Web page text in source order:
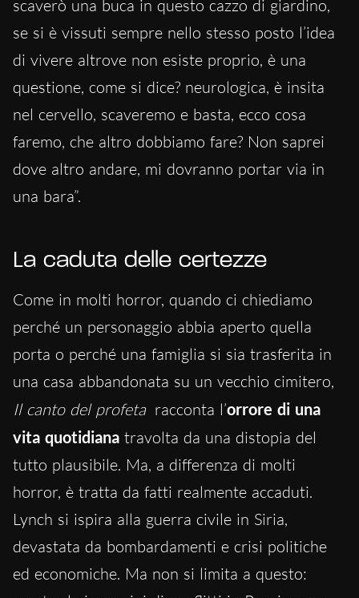
scaverò una buca in questo cazzo di giardino,
se si è vissuti sempre nello stesso posto l’idea
di vivere altrove non esiste proprio, è una
questione, come si dice? neurologica, è insita
nel cervello, scaveremo e basta, ecco cosa
faremo, che altro dobbiamo fare? Non saprei
dove altro andare, mi dovranno portar via in
una bara”.
La caduta delle certezze
Come in molti horror, quando ci chiediamo
perché un personaggio abbia aperto quella
porta o perché una famiglia si sia trasferita in
una casa abbandonata su un vecchio cimitero,
Il canto del profeta racconta l’orrore di una
vita quotidiana travolta da una distopia del
tutto plausibile. Ma, a differenza di molti
horror, è tratta da fatti realmente accaduti.
Lynch si ispira alla guerra civile in Siria,
devastata da bombardamenti e crisi politiche
ed economiche. Ma non si limita a questo: